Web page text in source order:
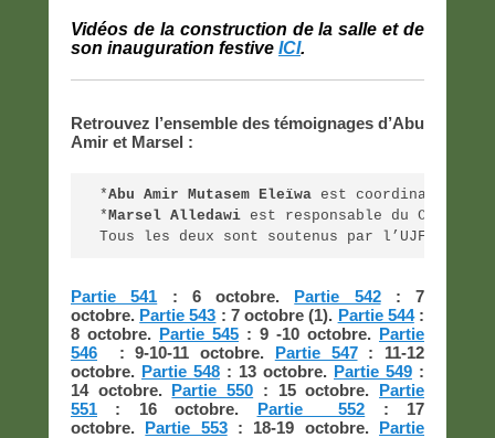
Vidéos de la construction de la salle et de
son inauguration festive ICI.
Retrouvez l’ensemble des témoignages d’Abu
Amir et Marsel :
*Abu Amir Mutasem Eleïwa est coordinateur
*Marsel Alledawi est responsable du Centre
Tous les deux sont soutenus par l’UJFP en
Partie 541 : 6 octobre. Partie 542: 7
octobre. Partie 543 : 7 octobre (1). Partie 544:
8 octobre. Partie 545 : 9 -10 octobre. Partie
546 : 9-10-11 octobre. Partie 547: 11-12
octobre. Partie 548 : 13 octobre. Partie 549 :
14 octobre. Partie 550 : 15 octobre. Partie
551 : 16 octobre. Partie 552 : 17
octobre. Partie 553: 18-19 octobre. Partie